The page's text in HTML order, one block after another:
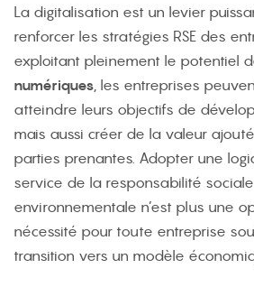
La digitalisation est un levier
renforcer les stratégies RSE des
exploitant pleinement le potentiel
numériques, les entreprises
atteindre leurs objectifs de
mais aussi créer de la valeur
parties prenantes. Adopter une
service de la responsabilité
environnementale n’est plus une
nécessité pour toute entreprise
transition vers un modèle